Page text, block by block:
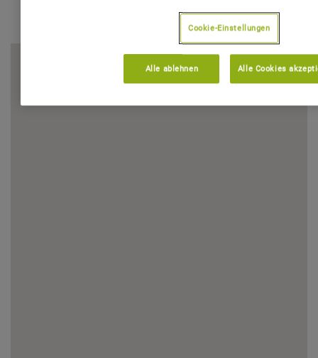
Cookie-Einstellungen
Alle ablehnen Alle Cookies